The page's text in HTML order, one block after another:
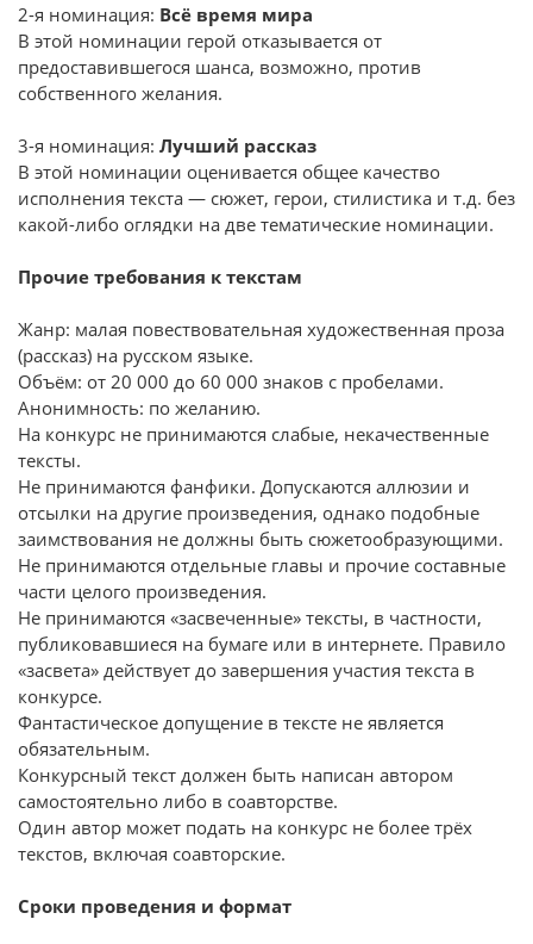
2-я номинация: Всё время мира
В этой номинации герой отказывается от
предоставившегося шанса, возможно, против
собственного желания.
3-я номинация: Лучший рассказ
В этой номинации оценивается общее качество
исполнения текста — сюжет, герои, стилистика и т.д. без
какой-либо оглядки на две тематические номинации.
Прочие требования к текстам
Жанр: малая повествовательная художественная проза
(рассказ) на русском языке.
Объём: от 20 000 до 60 000 знаков с пробелами.
Анонимность: по желанию.
На конкурс не принимаются слабые, некачественные
тексты.
Не принимаются фанфики. Допускаются аллюзии и
отсылки на другие произведения, однако подобные
заимствования не должны быть сюжетообразующими.
Не принимаются отдельные главы и прочие составные
части целого произведения.
Не принимаются «засвеченные» тексты, в частности,
публиковавшиеся на бумаге или в интернете. Правило
«засвета» действует до завершения участия текста в
конкурсе.
Фантастическое допущение в тексте не является
обязательным.
Конкурсный текст должен быть написан автором
самостоятельно либо в соавторстве.
Один автор может подать на конкурс не более трёх
текстов, включая соавторские.
Сроки проведения и формат